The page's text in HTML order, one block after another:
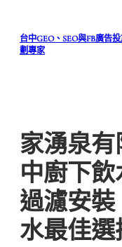
台中GEO、SEO與FB廣告
劃專家
家湧泉有
中廚下
過濾安
水最佳